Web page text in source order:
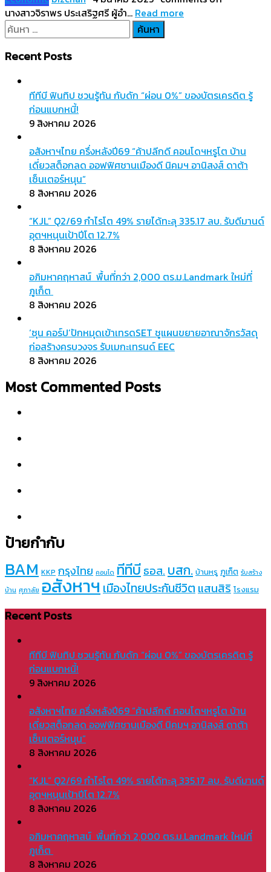
นางสาวจิราพร ประเสริฐศรี ผู้อำ… Read more
ค้นหา
สำหรับ:
Recent Posts
ทีทีบี ฟินทิป ชวนรู้ทัน กับดัก “ผ่อน 0%” ของบัตรเครดิต รู้
ก่อนแบกหนี้!
9 สิงหาคม 2026
อสังหาฯไทย ครึ่งหลังปี69 “ค้าปลีกดี คอนโดฯหรูโต บ้าน
เดี่ยวสต็อกลด ออฟฟิศชานเมืองดี นิคมฯ อานิสงส์ ดาต้า
เซ็นเตอร์หนุน”
8 สิงหาคม 2026
“KJL” Q2/69 กำไรโต 49% รายได้ทะลุ 335.17 ลบ. รับดีมานด์
อุตฯหนุนเป้าปีโต 12.7%
8 สิงหาคม 2026
อภิมหาคฤหาสน์ พื้นที่กว่า 2,000 ตร.ม.Landmark ใหม่ที่
ภูเก็ต
8 สิงหาคม 2026
‘ซุน คอร์ป’ปักหมุดเข้าเทรดSET ชูแผนขยายอาณาจักรวัสดุ
ก่อสร้างครบวงจร รับเมกะเทรนด์ EEC
8 สิงหาคม 2026
Most Commented Posts
ป้ายกำกับ
BAM KKP กรุงไทย คอนโด ทีทีบีธอส.บสก. บ้านหรู ภูเก็ต รับสร้าง
บ้าน ศุภาลัย อสังหาฯเมืองไทยประกันชีวิตแสนสิริ โรงแรม
Recent Posts
ทีทีบี ฟินทิป ชวนรู้ทัน กับดัก “ผ่อน 0%” ของบัตรเครดิต รู้
ก่อนแบกหนี้!
9 สิงหาคม 2026
อสังหาฯไทย ครึ่งหลังปี69 “ค้าปลีกดี คอนโดฯหรูโต บ้าน
เดี่ยวสต็อกลด ออฟฟิศชานเมืองดี นิคมฯ อานิสงส์ ดาต้า
เซ็นเตอร์หนุน”
8 สิงหาคม 2026
“KJL” Q2/69 กำไรโต 49% รายได้ทะลุ 335.17 ลบ. รับดีมานด์
อุตฯหนุนเป้าปีโต 12.7%
8 สิงหาคม 2026
อภิมหาคฤหาสน์ พื้นที่กว่า 2,000 ตร.ม.Landmark ใหม่ที่
ภูเก็ต
8 สิงหาคม 2026